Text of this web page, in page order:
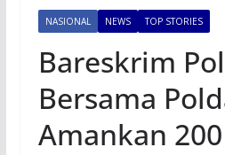
NASIONAL NEWS TOP STORIES
Bareskrim
Bersama
Amankan